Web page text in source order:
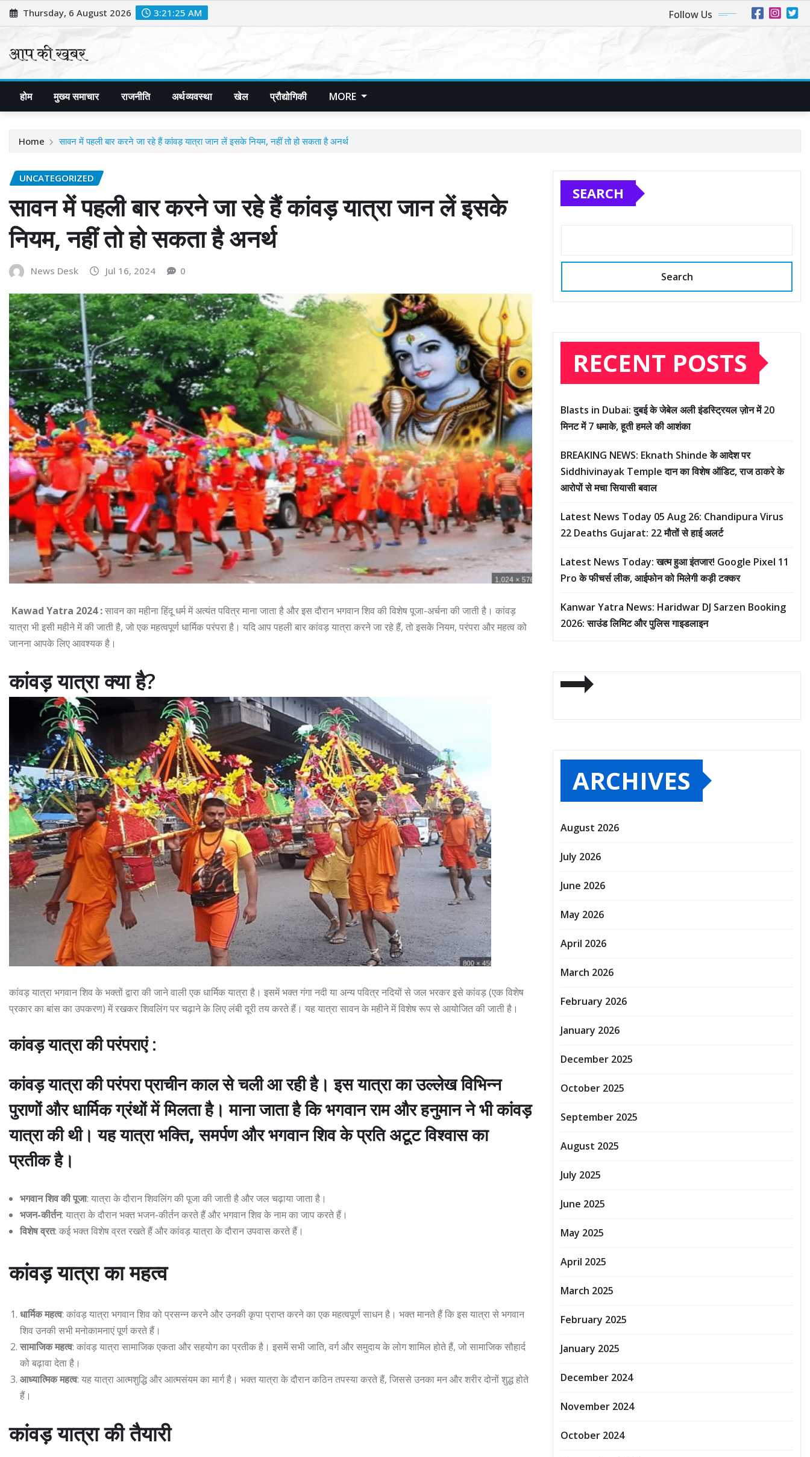
Skip
to
Thursday, 6 August 2026 3:21:26 AM Follow Us
होम मुख्य समाचार राजनीति अर्थव्यवस्था खेल प्रौद्योगिकी MORE
Home सावन में पहली बार करने जा रहे हैं कांवड़ यात्रा जान लें इसके नियम, नहीं तो हो सकता है अनर्थ
UNCATEGORIZED
सावन में पहली बार करने जा रहे हैं कांवड़ यात्रा जान लें इसके
नियम, नहीं तो हो सकता है अनर्थ
News Desk Jul 16, 2024 0
Kawad Yatra 2024 :सावन का महीना हिंदू धर्म में अत्यंत पवित्र माना जाता है और इस दौरान भगवान शिव की विशेष पूजा-अर्चना की जाती है। कांवड़
यात्रा भी इसी महीने में की जाती है, जो एक महत्वपूर्ण धार्मिक परंपरा है। यदि आप पहली बार कांवड़ यात्रा करने जा रहे हैं, तो इसके नियम, परंपरा और महत्व को
जानना आपके लिए आवश्यक है।
कांवड़ यात्रा क्या है?
कांवड़ यात्रा भगवान शिव के भक्तों द्वारा की जाने वाली एक धार्मिक यात्रा है। इसमें भक्त गंगा नदी या अन्य पवित्र नदियों से जल भरकर इसे कांवड़ (एक विशेष
प्रकार का बांस का उपकरण) में रखकर शिवलिंग पर चढ़ाने के लिए लंबी दूरी तय करते हैं। यह यात्रा सावन के महीने में विशेष रूप से आयोजित की जाती है।
कांवड़ यात्रा की परंपराएं :
कांवड़ यात्रा की परंपरा प्राचीन काल से चली आ रही है। इस यात्रा का उल्लेख विभिन्न
पुराणों और धार्मिक ग्रंथों में मिलता है। माना जाता है कि भगवान राम और हनुमान ने भी कांवड़
यात्रा की थी। यह यात्रा भक्ति, समर्पण और भगवान शिव के प्रति अटूट विश्वास का
प्रतीक है।
भगवान शिव की पूजा: यात्रा के दौरान शिवलिंग की पूजा की जाती है और जल चढ़ाया जाता है।
भजन-कीर्तन: यात्रा के दौरान भक्त भजन-कीर्तन करते हैं और भगवान शिव के नाम का जाप करते हैं।
विशेष व्रत: कई भक्त विशेष व्रत रखते हैं और कांवड़ यात्रा के दौरान उपवास करते हैं।
कांवड़ यात्रा का महत्व
धार्मिक महत्व: कांवड़ यात्रा भगवान शिव को प्रसन्न करने और उनकी कृपा प्राप्त करने का एक महत्वपूर्ण साधन है। भक्त मानते हैं कि इस यात्रा से भगवान
शिव उनकी सभी मनोकामनाएं पूर्ण करते हैं।
सामाजिक महत्व: कांवड़ यात्रा सामाजिक एकता और सहयोग का प्रतीक है। इसमें सभी जाति, वर्ग और समुदाय के लोग शामिल होते हैं, जो सामाजिक सौहार्द
को बढ़ावा देता है।
आध्यात्मिक महत्व: यह यात्रा आत्मशुद्धि और आत्मसंयम का मार्ग है। भक्त यात्रा के दौरान कठिन तपस्या करते हैं, जिससे उनका मन और शरीर दोनों शुद्ध होते
हैं।
कांवड़ यात्रा की तैयारी
SEARCH
Search
RECENT POSTS
Blasts in Dubai: दुबई के जेबेल अली इंडस्ट्रियल ज़ोन में 20
मिनट में 7 धमाके, हूती हमले की आशंका
BREAKING NEWS: Eknath Shinde के आदेश पर
Siddhivinayak Temple दान का विशेष ऑडिट, राज ठाकरे के
आरोपों से मचा सियासी बवाल
Latest News Today 05 Aug 26: Chandipura Virus
22 Deaths Gujarat: 22 मौतों से हाई अलर्ट
Latest News Today: खत्म हुआ इंतजार! Google Pixel 11
Pro के फीचर्स लीक, आईफोन को मिलेगी कड़ी टक्कर
Kanwar Yatra News: Haridwar DJ Sarzen Booking
2026: साउंड लिमिट और पुलिस गाइडलाइन
ARCHIVES
August 2026
July 2026
June 2026
May 2026
April 2026
March 2026
February 2026
January 2026
December 2025
October 2025
September 2025
August 2025
July 2025
June 2025
May 2025
April 2025
March 2025
February 2025
January 2025
December 2024
November 2024
October 2024